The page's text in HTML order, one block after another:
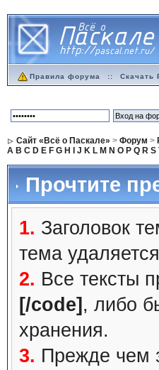
Правила форума :: Скачать
Сайт «Всё о Паскале» > Форум >
A B C D E F G H J K L M N O P Q R S
Прочтите
1. Заголовок
тема
2. Все тексты
[/code] , либо
хранения.
3. Прежде чем